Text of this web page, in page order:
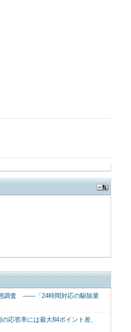
態調査 ――「24時間対応の駆除業
答率には最大84ポイント差、